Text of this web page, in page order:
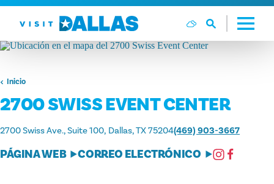
Ir al contenido
Inicio
2700 SWISS EVENT CENTER
2700 Swiss Ave., Suite 100 Dallas, TX 75204(469) 903-3667
PÁGINA WEB CORREO ELECTRÓNICO